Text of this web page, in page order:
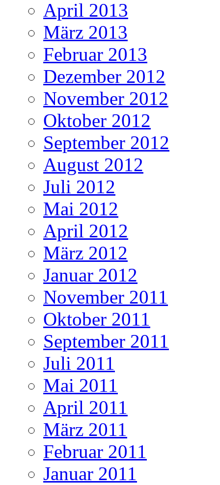
April 2013
März 2013
Februar 2013
Dezember 2012
November 2012
Oktober 2012
September 2012
August 2012
Juli 2012
Mai 2012
April 2012
März 2012
Januar 2012
November 2011
Oktober 2011
September 2011
Juli 2011
Mai 2011
April 2011
März 2011
Februar 2011
Januar 2011